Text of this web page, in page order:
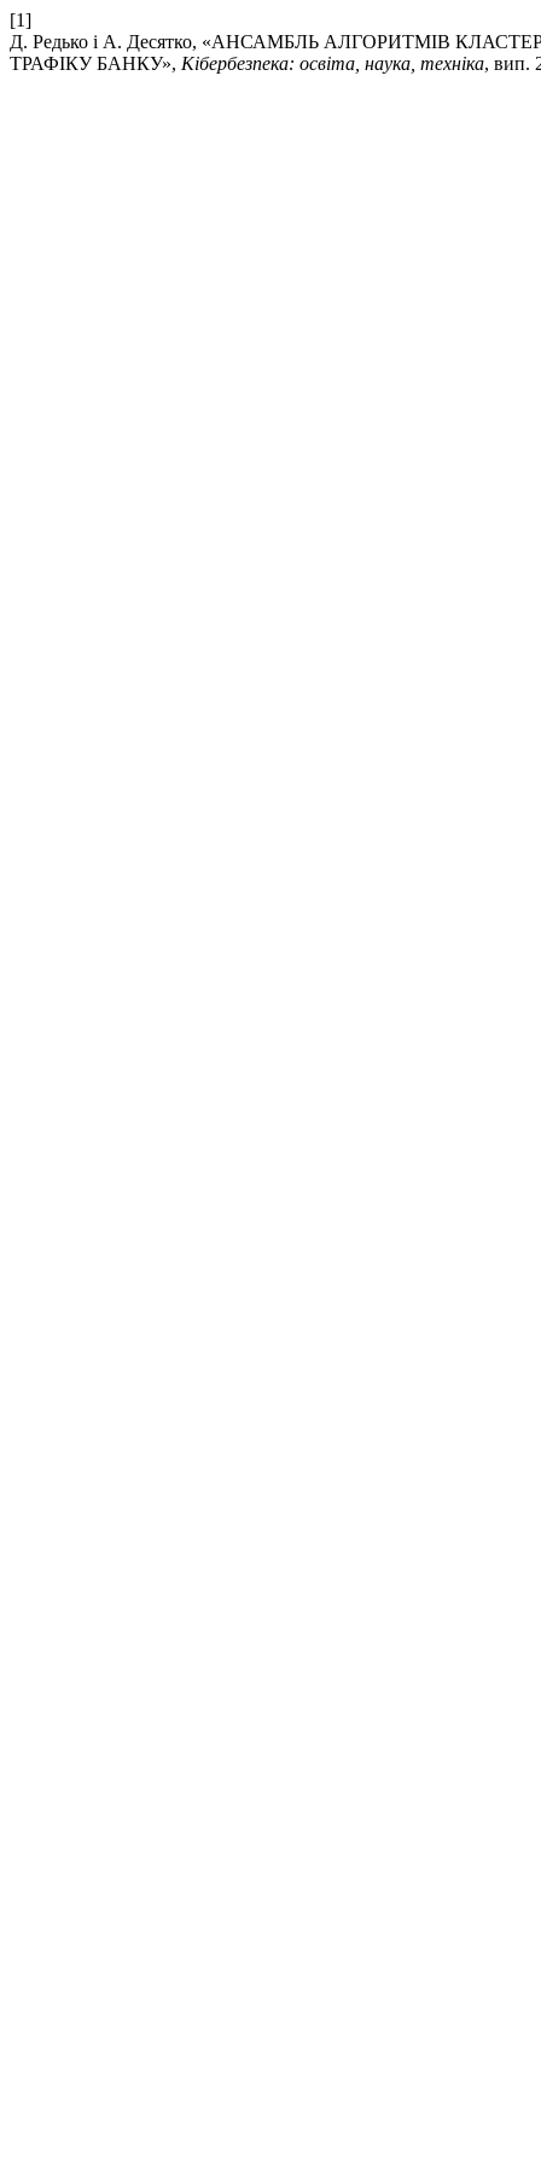
[1]
Д. Редько і А. Десятко, «АНСАМБЛЬ АЛГОРИТМІВ
ТРАФІКУ БАНКУ», Кібербезпека: освіта, наука, техніка, вип.